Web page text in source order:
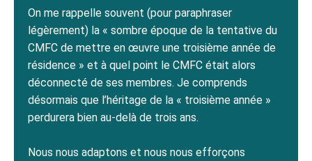
On me rappelle souvent (pour paraphraser
légèrement) la « sombre époque de la tentative du
CMFC de mettre en œuvre une troisième année de
résidence » et à quel point le CMFC était alors
déconnecté de ses membres. Je comprends
désormais que l’héritage de la « troisième année »
perdurera bien au-delà de trois ans.
Nous nous adaptons et nous nous efforçons